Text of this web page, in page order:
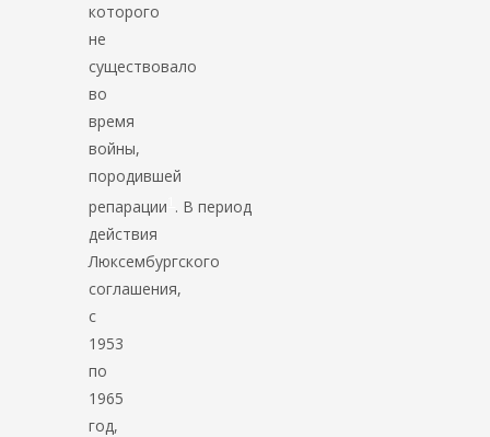
которого
не
существовало
во
время
войны,
породившей
репарации . В период
действия
Люксембургского
соглашения,
с
1953
по
1965
год,